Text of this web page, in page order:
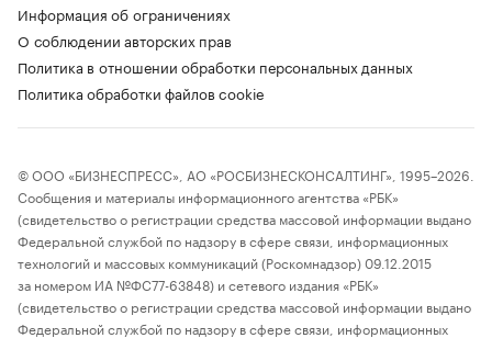
Информация об ограничениях
О соблюдении авторских прав
Политика в отношении обработки персональных данных
Политика обработки файлов cookie
© ООО «БИЗНЕСПРЕСС», АО «РОСБИЗНЕСКОНСАЛТИНГ», 1995–2026.
Сообщения и материалы информационного агентства «РБК»
(свидетельство о регистрации средства массовой информации выдано
Федеральной службой по надзору в сфере связи, информационных
технологий и массовых коммуникаций (Роскомнадзор) 09.12.2015
за номером ИА №ФС77-63848) и сетевого издания «РБК»
(свидетельство о регистрации средства массовой информации выдано
Федеральной службой по надзору в сфере связи, информационных